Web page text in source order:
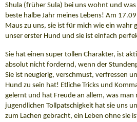
Shula (früher Sula) bei uns wohnt und was
beste halbe Jahr meines Lebens! Am
Maus zu uns, sie ist für mich wie ein wahr
unser erster Hund und sie ist einfach
Sie hat einen super tollen Charakter, ist
absolut nicht fordernd, wenn der
Sie ist neugierig, verschmust, verfressen
Hund zu sein hat! Etliche Tricks und
gelernt und hat Freude an allem, was
jugendlichen Tollpatschigkeit hat sie uns
zum Lachen gebracht, ein Leben ohne sie